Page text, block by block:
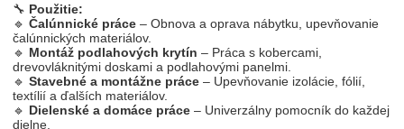
🔧 Použitie:
🔹 Čalúnnické práce – Obnova a oprava nábytku, upevňovanie
čalúnnických materiálov.
🔹 Montáž podlahových krytín – Práca s kobercami,
drevovláknitými doskami a podlahovými panelmi.
🔹 Stavebné a montážne práce – Upevňovanie izolácie, fólií,
textílií a ďalších materiálov.
🔹 Dielenské a domáce práce – Univerzálny pomocník do každej
dielne.